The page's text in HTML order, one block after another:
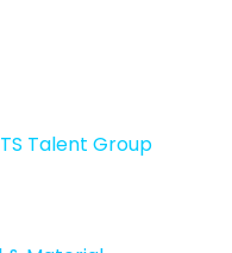
TS Talent Group.